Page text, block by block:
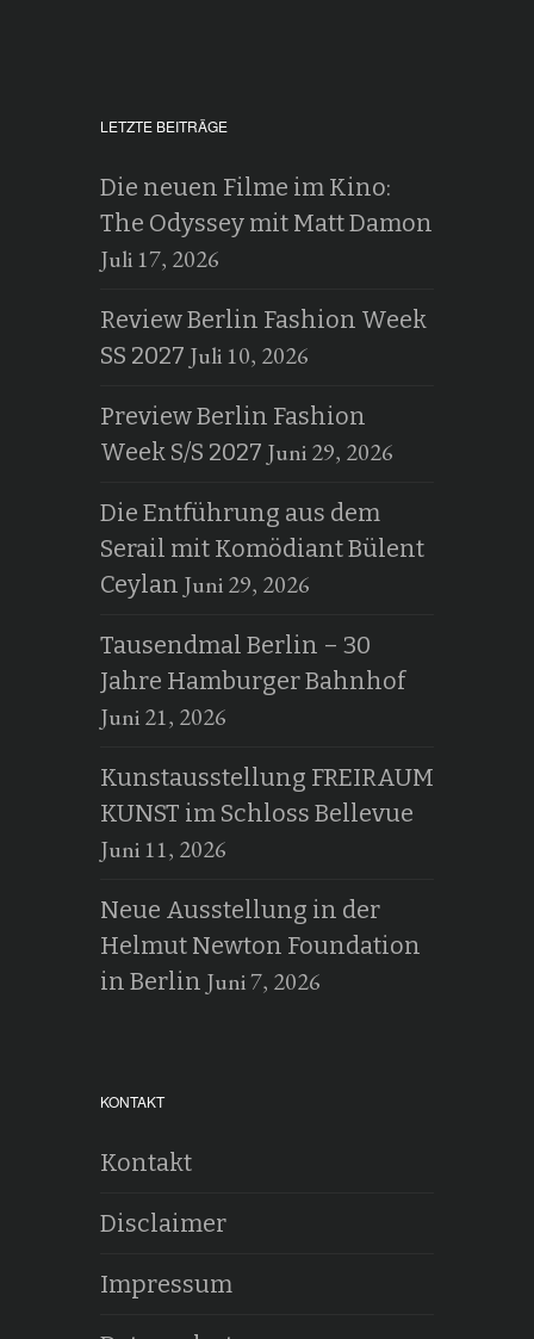
LETZTE BEITRÄGE
Die neuen Filme im Kino:
The Odyssey mit Matt Damon
Juli 17, 2026
Review Berlin Fashion Week
SS 2027 Juli 10, 2026
Preview Berlin Fashion
Week S/S 2027 Juni 29, 2026
Die Entführung aus dem
Serail mit Komödiant Bülent
Ceylan Juni 29, 2026
Tausendmal Berlin – 30
Jahre Hamburger Bahnhof
Juni 21, 2026
Kunstausstellung FREIRAUM
KUNST im Schloss Bellevue
Juni 11, 2026
Neue Ausstellung in der
Helmut Newton Foundation
in Berlin Juni 7, 2026
KONTAKT
Kontakt
Disclaimer
Impressum